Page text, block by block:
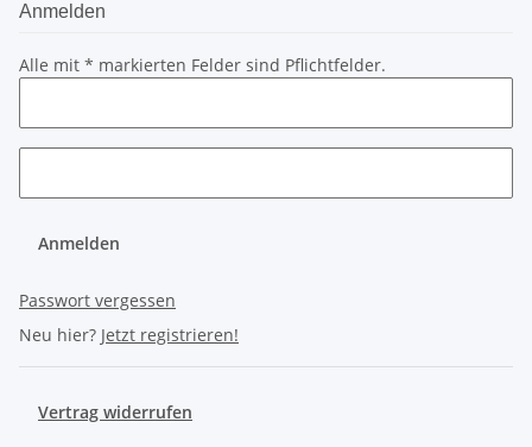
Anmelden
Alle mit * markierten Felder sind Pflichtfelder.
Anmelden
Passwort vergessen
Neu hier? Jetzt registrieren!
Vertrag widerrufen